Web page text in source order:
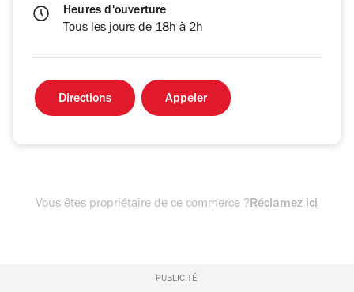
Heures d'ouverture
Tous les jours de 18h à 2h
Directions Appeler
Vous êtes propriétaire de ce commerce ?Réclamez ici
PUBLICITÉ